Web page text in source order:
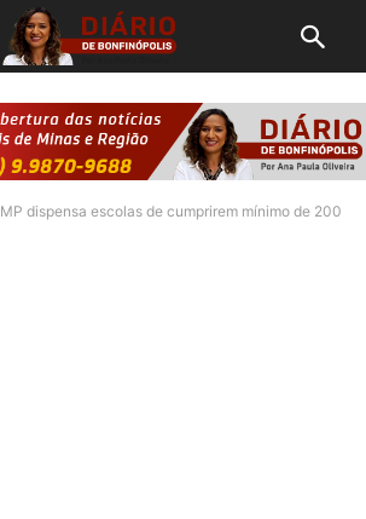
MP dispensa escolas de cumprirem mínimo de 200